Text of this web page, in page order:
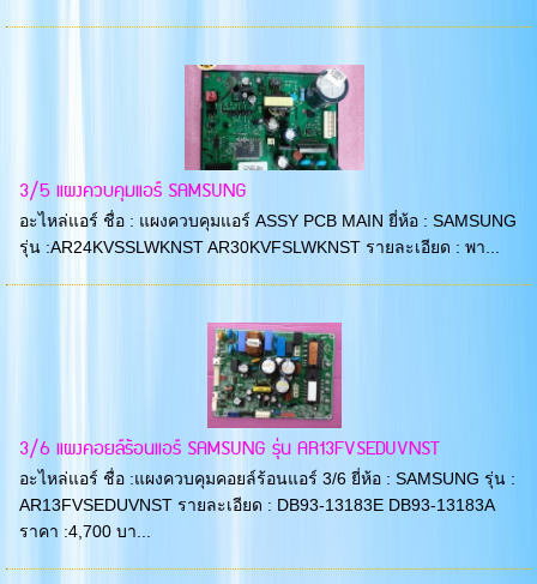
3/5 แผงควบคุมแอร์ SAMSUNG
อะไหล่แอร์ ชื่อ : แผงควบคุมแอร์ ASSY PCB MAIN ยี่ห้อ : SAMSUNG
รุ่น :AR24KVSSLWKNST AR30KVFSLWKNST รายละเอียด : พา...
3/6 แผงคอยล์ร้อนแอร์ SAMSUNG รุ่น AR13FVSEDUVNST
อะไหล่แอร์ ชื่อ :แผงควบคุมคอยล์ร้อนแอร์ 3/6 ยี่ห้อ : SAMSUNG รุ่น :
AR13FVSEDUVNST รายละเอียด : DB93-13183E DB93-13183A
ราคา :4,700 บา...